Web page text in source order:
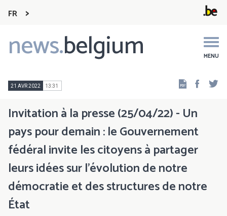
FR
news.belgium MENU
Main
navigation
21 AVR 2022 13:31
Invitation à la presse (25/04/22) - Un
pays pour demain : le Gouvernement
fédéral invite les citoyens à partager
leurs idées sur l’évolution de notre
démocratie et des structures de notre
État